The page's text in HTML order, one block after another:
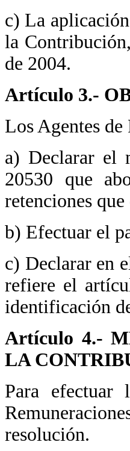
c) La
la
de 2004.
Artículo 3.-
Los Agentes de
a) Declarar el
20530 que
retenciones
b) Efectuar el
c) Declarar en
refiere el
identificación
Artículo 4.-
LA
Para
resolución.